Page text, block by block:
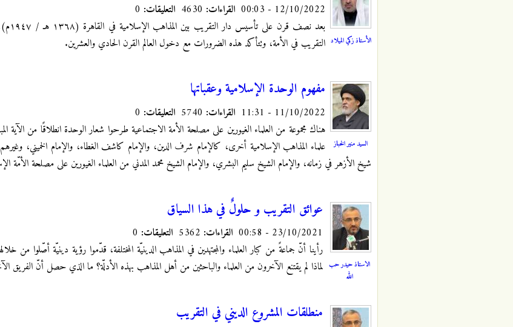
الأستاذ زكي الميلاد
12/10/2022 - 00:03 القراءات: التعليقات:
بعد
التقريب في الأمة، وتتأكد هذه الضرورات مع دخول العالم القرن الحادي والعشرين.
السيد منير الخباز
مفهوم الوحدة الإسلامية وعقباتها
11/10/2022 - 11:31 القراءات: التعليقات:
هناك مجموعة من العلماء الغيورين على مصلحة الأمة الاجتماعية طرحوا شعار الوحدة انطلاقًا من الآية
علماء المذاهب الإسلامية أخرى، كالإمام شرف الدين، والإمام كاشف الغطاء، والإمام الخميني،
شيخ الأزهر في زمانه، والإمام الشيخ سليم البشري، والإمام الشيخ محمد المدني من العلماء الغيورين على مصلحة الأمّة
الاستاذ حيدر حب
الله
عوائق التقريب و حلولٌ في هذا السياق
23/10/2021 - 00:58 القراءات: التعليقات:
رأينا أنّ جماعةً من كبار العلماء والمجتهدين في المذاهب الدينيّة المختلفة، قدّموا رؤية دينيّة أصّلوا من
لماذا لم يقتنع الآخرون من العلماء والباحثين من أهل المذاهب بهذه الأدلّة؟ ما الذي حصل أنّ الفريق
منطلقات المشروع الديني في التقريب